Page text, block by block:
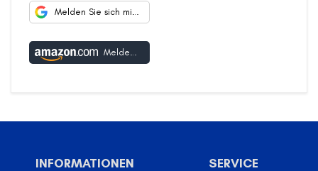
Melden Sie sich mit Google an
Melden Sie sich mit Amazon an
INFORMATIONEN SERVICE